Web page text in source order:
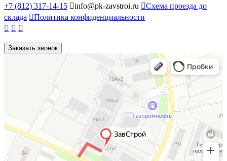
+7 (812) 317-14-15 info@pk-zavstroi.ru Схема проезда до
склада Политика конфиденциальности
  
Заказать звонок